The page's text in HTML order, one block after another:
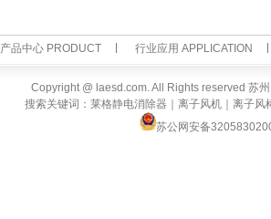
产品中心 PRODUCT 行业应用 APPLICATION
Copyright @ laesd.com. All Rights reserved 苏
搜索关键词：莱格静电消除器｜离子风机｜离子
苏公网安备